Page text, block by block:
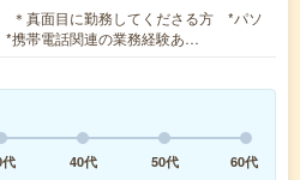
＊真面目に勤務してくださる方 *パソ
携帯電話関連の業務経験あ…
40代 50代
60代